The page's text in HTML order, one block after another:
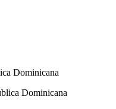
Dominicana
Dominicana